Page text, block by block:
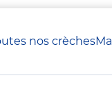
nos crèches